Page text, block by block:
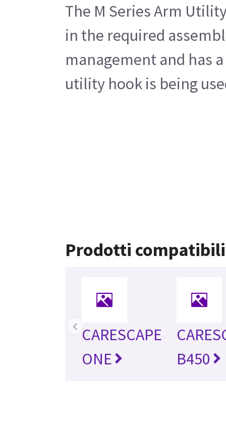
The M Series Arm
in the required
management and has
utility hook is being
Prodotti compatibili
CARESCAPE
ONE
B450
‹